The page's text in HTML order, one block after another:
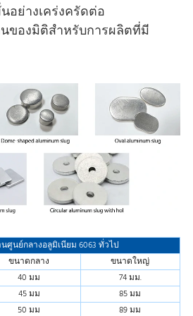
อย่างเคร่งครัดต่อ
ของมิติสําหรับการผลิตที่มี
ศูนย์กลางอลูมิเนียม 6063 ทั่วไป
ขนาดกลาง
ขนาดใหญ่
40 มม
74 มม.
45 มม
85 มม
50 มม
89 มม